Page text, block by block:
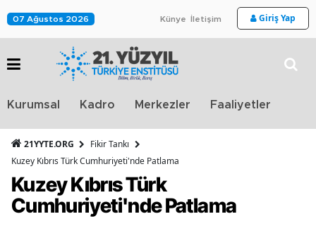
07 Ağustos 2026 Künye İletişim Giriş Yap
Kurumsal Kadro Merkezler Faaliyetler
21YYTE.ORG
Fikir Tankı
Kuzey Kıbrıs Türk Cumhuriyeti'nde Patlama
Kuzey Kıbrıs Türk
Cumhuriyeti'nde Patlama